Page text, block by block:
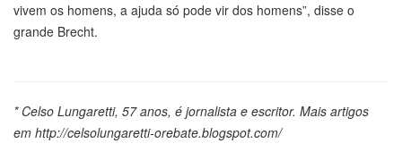
vivem os homens, a ajuda só pode vir dos homens”, disse o
grande Brecht.
* Celso Lungaretti, 57 anos, é jornalista e escritor. Mais artigos
em http://celsolungaretti-orebate.blogspot.com/